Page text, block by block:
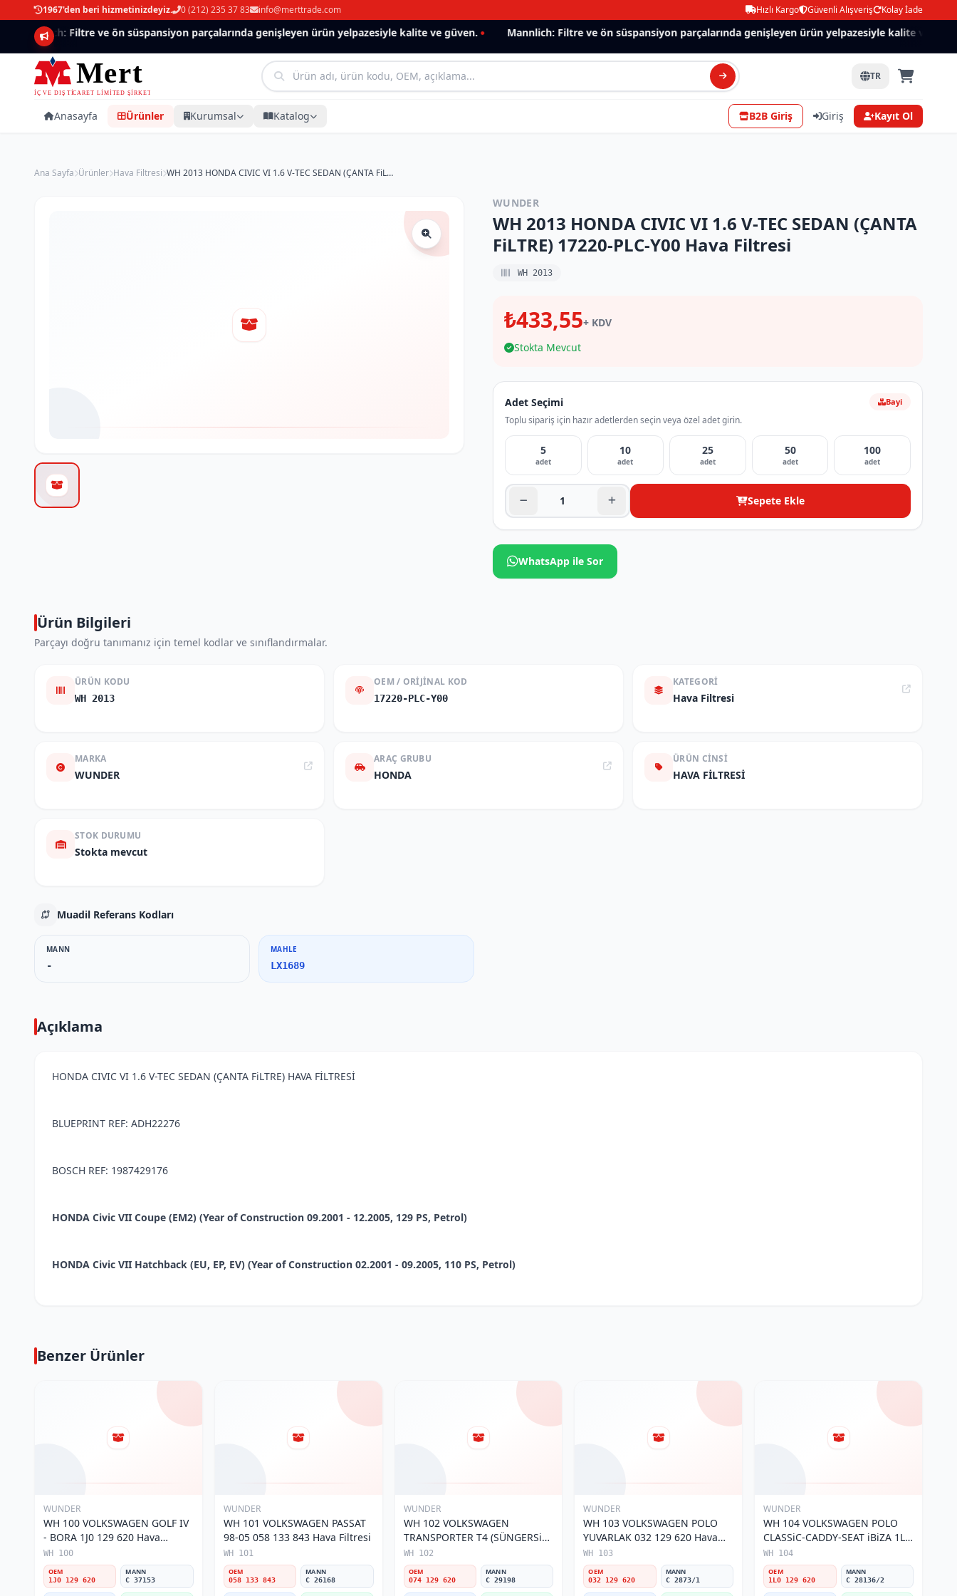
1967'den beri hizmetinizdeyiz. 0 (212) 235 37 83 info@merttrade.com Hızlı Kargo Güvenli Alışveriş Kolay İade
Mannlich: Filtre ve ön süspansiyon parçalarında genişleyen ürün yelpazesiyle kalite ve güven. Mannlich: Filtre ve ön süspansiyon parçalarında genişleyen ürün yelpazesiyle kalite ve güven.
TR
Anasayfa Ürünler Kurumsal Katalog B2B Giriş Giriş Kayıt Ol
Ana Sayfa Ürünler Hava Filtresi WH 2013 HONDA CIVIC VI 1.6 V-TEC SEDAN (ÇANTA FiLTRE) 17220-PLC-Y00 Hava Filtresi
WUNDER
WH 2013 HONDA CIVIC VI 1.6 V-TEC SEDAN (ÇANTA
FiLTRE) 17220-PLC-Y00 Hava Filtresi
WH 2013
₺433,55+ KDV
Stokta Mevcut
Adet Seçimi
Toplu sipariş için hazır adetlerden seçin veya özel adet girin.
Bayi
5
adet
10
adet
25
adet
50
adet
100
adet
Sepete Ekle
WhatsApp ile Sor
Ürün Bilgileri
Parçayı doğru tanımanız için temel kodlar ve sınıflandırmalar.
ÜRÜN KODU
WH 2013
OEM / ORIJINAL KOD
17220-PLC-Y00
KATEGORI
Hava Filtresi
MARKA
WUNDER
ARAÇ GRUBU
HONDA
ÜRÜN CINSI
HAVA FİLTRESİ
STOK DURUMU
Stokta mevcut
Muadil Referans Kodları
MANN
-
MAHLE
LX1689
Açıklama
HONDA CIVIC VI 1.6 V-TEC SEDAN (ÇANTA FiLTRE) HAVA FİLTRESİ
BLUEPRINT REF: ADH22276
BOSCH REF: 1987429176
HONDA Civic VII Coupe (EM2) (Year of Construction 09.2001 - 12.2005, 129 PS, Petrol)
HONDA Civic VII Hatchback (EU, EP, EV) (Year of Construction 02.2001 - 09.2005, 110 PS, Petrol)
Benzer Ürünler
WUNDER
WH 100 VOLKSWAGEN GOLF IV
- BORA 1J0 129 620 Hava
Filtresi
WH 100
OEM
1J0 129 620
MANN
C 37153
WUNDER
WH 101 VOLKSWAGEN PASSAT
98-05 058 133 843 Hava Filtresi
WH 101
OEM
058 133 843
MANN
C 26168
WUNDER
WH 102 VOLKSWAGEN
TRANSPORTER T4 (SÜNGERSiZ)
074 129 620 Hava Filtresi
WH 102
OEM
074 129 620
MANN
C 29198
WUNDER
WH 103 VOLKSWAGEN POLO
YUVARLAK 032 129 620 Hava
Filtresi
WH 103
OEM
032 129 620
MANN
C 2873/1
WUNDER
WH 104 VOLKSWAGEN POLO
CLASSiC-CADDY-SEAT iBiZA 1L0
129 620 Hava Filtresi
WH 104
OEM
1L0 129 620
MANN
C 28136/2